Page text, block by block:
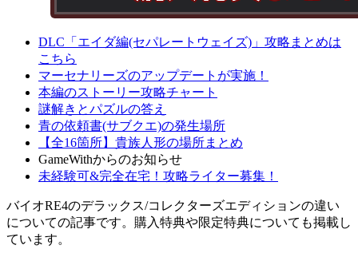
DLC「エイダ編(セパレートウェイズ)」攻略まとめは
こちら
マーセナリーズのアップデートが実施！
本編のストーリー攻略チャート
謎解きとパズルの答え
青の依頼書(サブクエ)の発生場所
【全16箇所】貴族人形の場所まとめ
GameWithからのお知らせ
未経験可&完全在宅！攻略ライター募集！
バイオRE4のデラックス/コレクターズエディションの違い
についての記事です。購入特典や限定特典についても掲載し
ています。